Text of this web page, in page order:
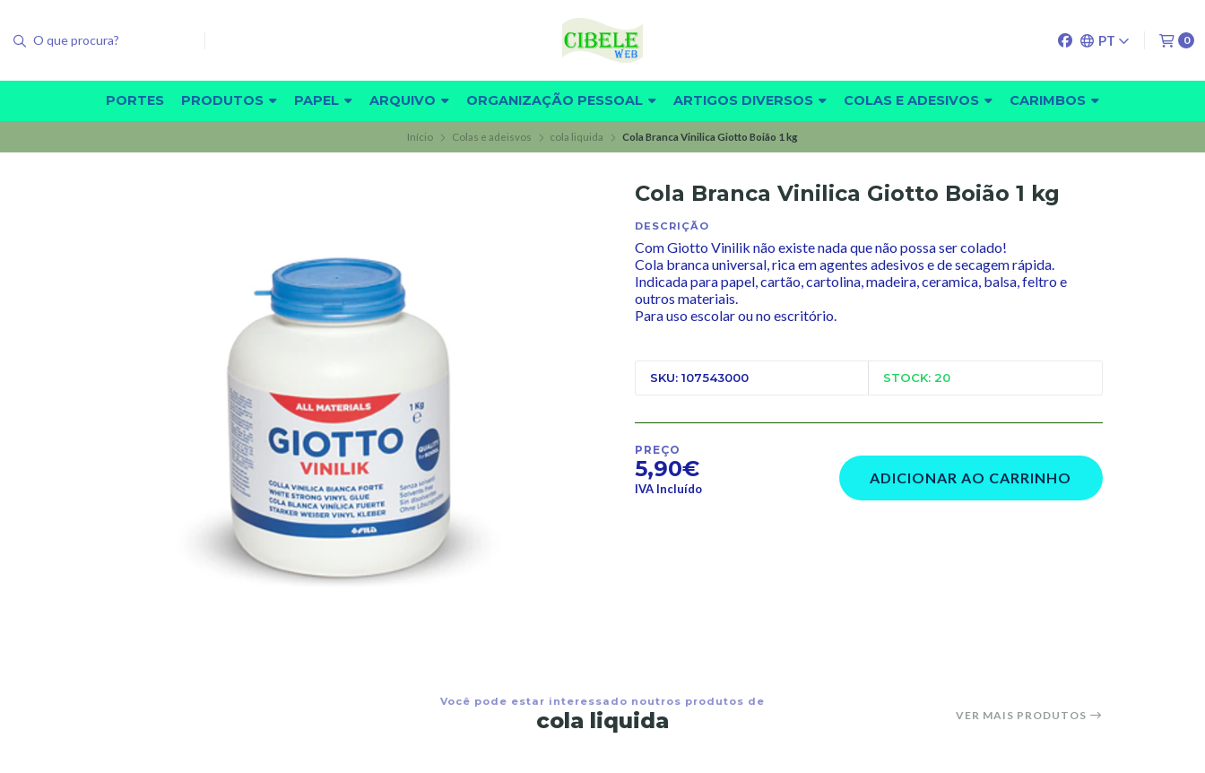
PT 0
PORTES PRODUTOS PAPEL ARQUIVO ORGANIZAÇÃO PESSOAL ARTIGOS DIVERSOS COLAS E ADESIVOS CARIMBOS
Início Colas e adeisvos cola liquida Cola Branca Vinilica Giotto Boião 1 kg
Cola Branca Vinilica Giotto Boião 1 kg
DESCRIÇÃO
Com Giotto Vinilik não existe nada que não possa ser colado!
Cola branca universal, rica em agentes adesivos e de secagem rápida.
Indicada para papel, cartão, cartolina, madeira, ceramica, balsa, feltro e
outros materiais.
Para uso escolar ou no escritório.
SKU: 107543000 STOCK: 20
PREÇO
5,90€
IVA Incluído
ADICIONAR AO CARRINHO
Você pode estar interessado noutros produtos de
cola liquida VER MAIS PRODUTOS